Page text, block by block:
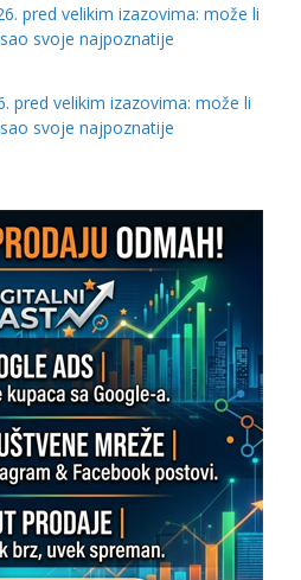
pred velikim izazovima: može li
svoje najpoznatije
pred velikim izazovima: može li
svoje najpoznatije